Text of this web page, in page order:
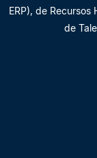
ERP), de Recursos
de